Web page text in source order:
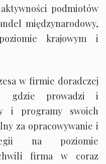
podmiotów
międzynarodowy,
krajowym i
w firmie doradczej
gdzie prowadzi i
i programy swoich
za opracowywanie i
na poziomie
firma w coraz